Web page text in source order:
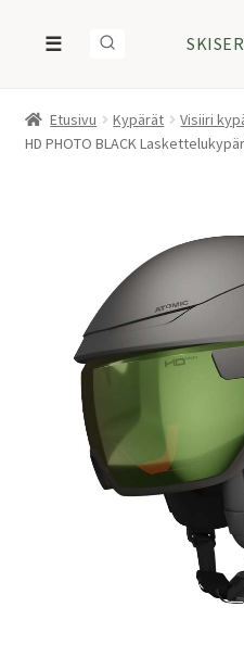
☰
Etusivu Kypärät Visiiri
HD PHOTO BLACK